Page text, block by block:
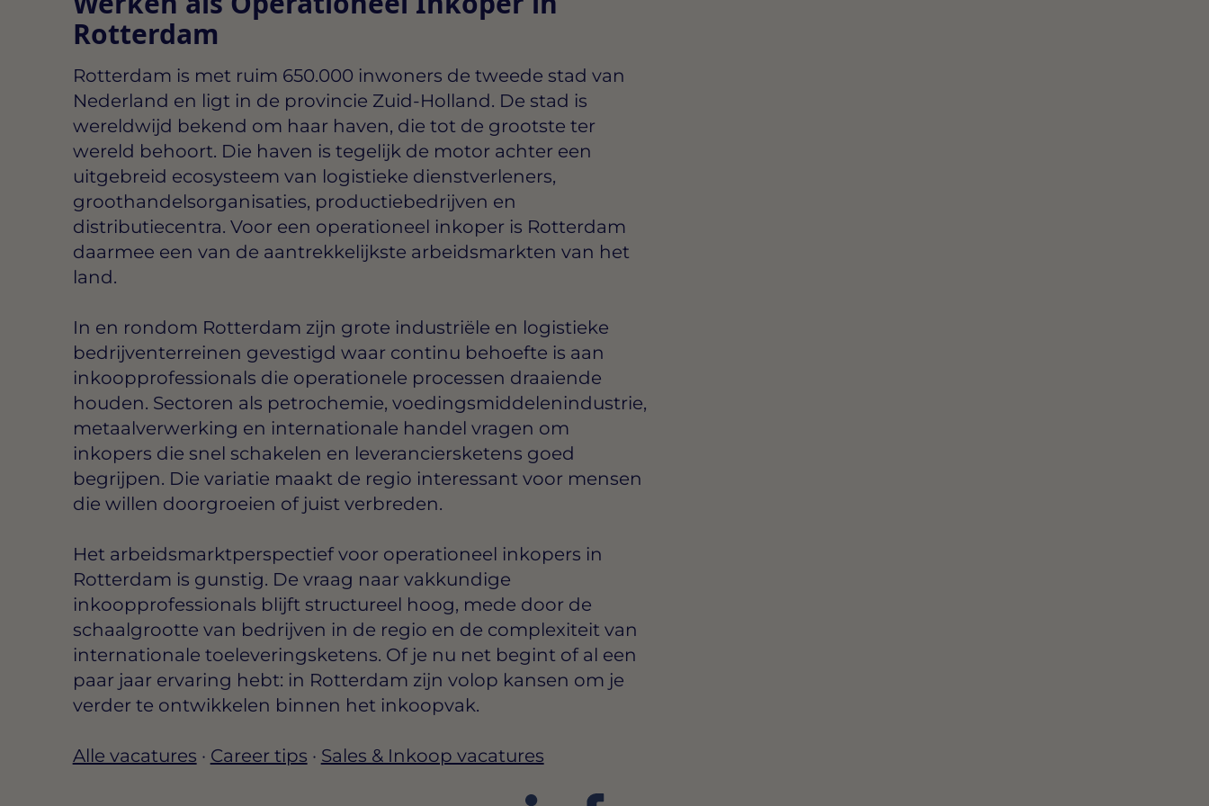
Rotterdam
Rotterdam is met ruim 650.000 inwoners de tweede stad van
Nederland en ligt in de provincie Zuid-Holland. De stad is
wereldwijd bekend om haar haven, die tot de grootste ter
wereld behoort. Die haven is tegelijk de motor achter een
uitgebreid ecosysteem van logistieke dienstverleners,
groothandelsorganisaties, productiebedrijven en
distributiecentra. Voor een operationeel inkoper is Rotterdam
daarmee een van de aantrekkelijkste arbeidsmarkten van het
land.
In en rondom Rotterdam zijn grote industriële en logistieke
bedrijventerreinen gevestigd waar continu behoefte is aan
inkoopprofessionals die operationele processen draaiende
houden. Sectoren als petrochemie, voedingsmiddelenindustrie,
metaalverwerking en internationale handel vragen om
inkopers die snel schakelen en leveranciersketens goed
begrijpen. Die variatie maakt de regio interessant voor mensen
die willen doorgroeien of juist verbreden.
Het arbeidsmarktperspectief voor operationeel inkopers in
Rotterdam is gunstig. De vraag naar vakkundige
inkoopprofessionals blijft structureel hoog, mede door de
schaalgrootte van bedrijven in de regio en de complexiteit van
internationale toeleveringsketens. Of je nu net begint of al een
paar jaar ervaring hebt: in Rotterdam zijn volop kansen om je
verder te ontwikkelen binnen het inkoopvak.
Alle vacatures · Career tips · Sales & Inkoop vacatures